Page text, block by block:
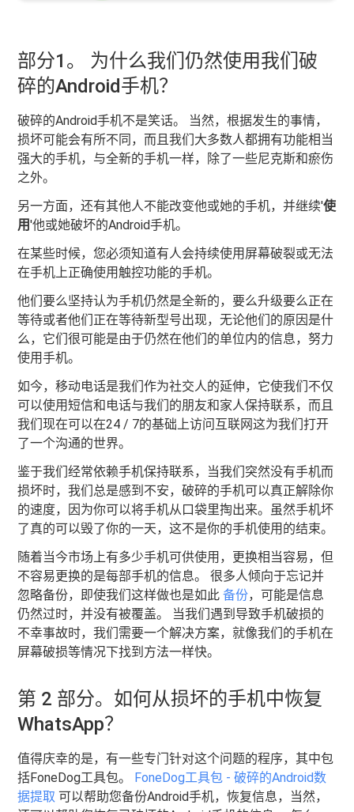
部分1。 为什么我们仍然使用我们破
碎的Android手机？
破碎的Android手机不是笑话。 当然，根据发生的事情，
损坏可能会有所不同，而且我们大多数人都拥有功能相当
强大的手机，与全新的手机一样，除了一些尼克斯和瘀伤
之外。
另一方面，还有其他人不能改变他或她的手机，并继续'使
用'他或她破坏的Android手机。
在某些时候，您必须知道有人会持续使用屏幕破裂或无法
在手机上正确使用触控功能的手机。
他们要么坚持认为手机仍然是全新的，要么升级要么正在
等待或者他们正在等待新型号出现，无论他们的原因是什
么，它们很可能是由于仍然在他们的单位内的信息，努力
使用手机。
如今，移动电话是我们作为社交人的延伸，它使我们不仅
可以使用短信和电话与我们的朋友和家人保持联系，而且
我们现在可以在24 / 7的基础上访问互联网这为我们打开
了一个沟通的世界。
鉴于我们经常依赖手机保持联系，当我们突然没有手机而
损坏时，我们总是感到不安，破碎的手机可以真正解除你
的速度，因为你可以将手机从口袋里掏出来。虽然手机坏
了真的可以毁了你的一天，这不是你的手机使用的结束。
随着当今市场上有多少手机可供使用，更换相当容易，但
不容易更换的是每部手机的信息。 很多人倾向于忘记并
忽略备份，即使我们这样做也是如此备份，可能是信息
仍然过时，并没有被覆盖。 当我们遇到导致手机破损的
不幸事故时，我们需要一个解决方案，就像我们的手机在
屏幕破损等情况下找到方法一样快。
第 2 部分。如何从损坏的手机中恢复
WhatsApp？
值得庆幸的是，有一些专门针对这个问题的程序，其中包
括FoneDog工具包。 FoneDog工具包 - 破碎的Android数
据提取 可以帮助您备份Android手机，恢复信息，当然，